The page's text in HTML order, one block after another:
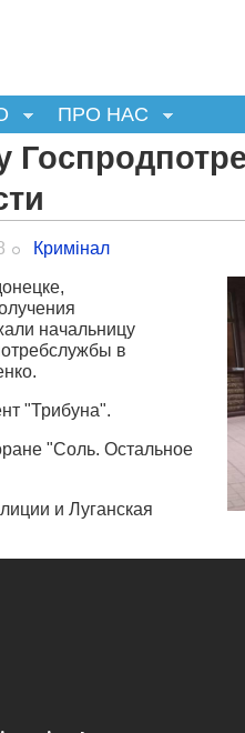
ПРО НАС
Кримінал
начальницу
в
"Трибуна".
"Соль. Остальное
и Луганская